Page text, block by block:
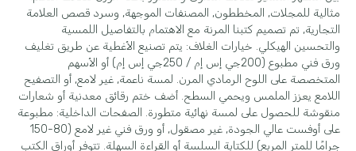
مثالية للمجلات, المخططون, المصنفات الموجهة, وسرد قصص العلامة
التجارية, تم تصميم كتبنا المرنة مع الاهتمام بالتفاصيل اللمسية
والتحسين الهيكلي. خيارات الغلاف: يتم تصنيع الأغطية عن طريق تغليف
ورق فني مطبوع (200جي إس إم / 250جي إس إم) أو الأسهم
المتخصصة على اللوح الرمادي المرن. لمسة ناعمة, غير لامع, أو التصفيح
اللامع يعزز الملمس ويحمي السطح. أضف ختم رقائق معدنية أو شعارات
منقوشة للحصول على لمسة نهائية متطورة. الصفحات الداخلية: مطبوعة
على أوفست عالي الجودة, غير مصقول, أو ورق فني غير لامع (80-150
جرامًا للمتر المربع) للكتابة السلسة أو القراءة السهلة. تتوفر أوراق الكتب